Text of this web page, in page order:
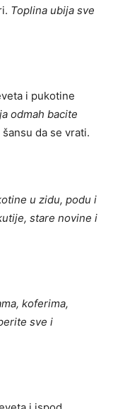
Toplina ubija sve
i pukotine
odmah bacite
da se vrati.
u zidu, podu i
stare novine i
koferima,
sve i